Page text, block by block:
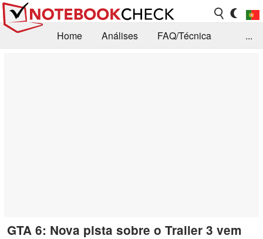
Home Análises
FAQ/Técnica
...
GTA 6: Nova pista sobre o Trailer 3 vem